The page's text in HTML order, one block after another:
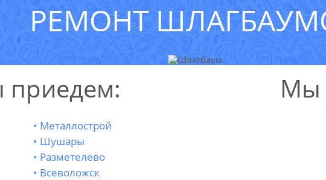
РЕМОНТ
Металлострой
Шушары
Разметелево
Всеволожск
Мы